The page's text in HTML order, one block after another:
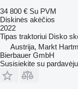
34 800 € Su PVM
Diskinės akėčios
2022
Tipas traktoriui Disko
Austrija, Markt
Bierbauer GmbH
Susisiekite su pardavėju